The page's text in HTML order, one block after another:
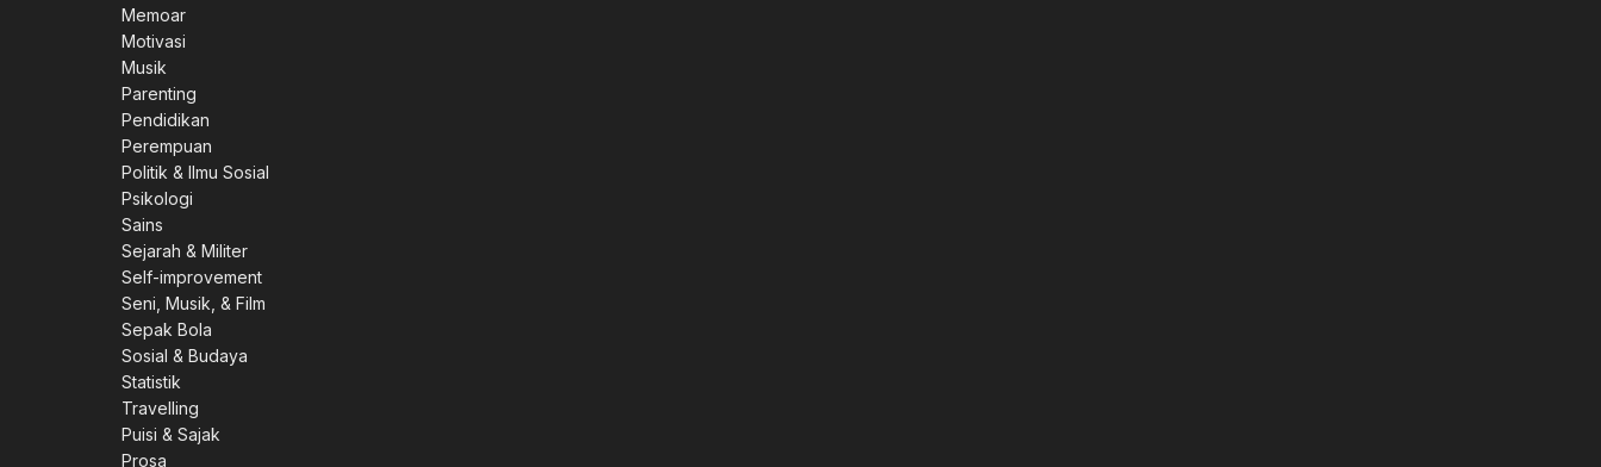
Memoar
Motivasi
Musik
Parenting
Pendidikan
Perempuan
Politik & Ilmu Sosial
Psikologi
Sains
Sejarah & Militer
Self-improvement
Seni, Musik, & Film
Sepak Bola
Sosial & Budaya
Statistik
Travelling
Puisi & Sajak
Prosa